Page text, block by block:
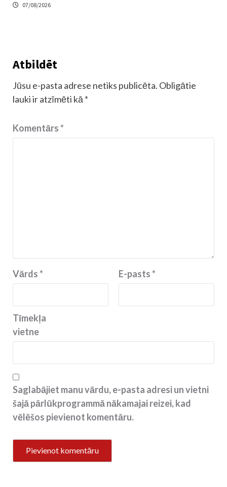
07/08/2026
Atbildēt
Jūsu e-pasta adrese netiks publicēta. Obligātie
lauki ir atzīmēti kā *
Komentārs*
Vārds* E-pasts*
Tīmekļa
vietne
Saglabājiet manu vārdu, e-pasta adresi un vietni
šajā pārlūkprogrammā nākamajai reizei, kad
vēlēšos pievienot komentāru.